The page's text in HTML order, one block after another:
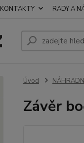
KONTAKTY RADY A
Úvod
Závěr